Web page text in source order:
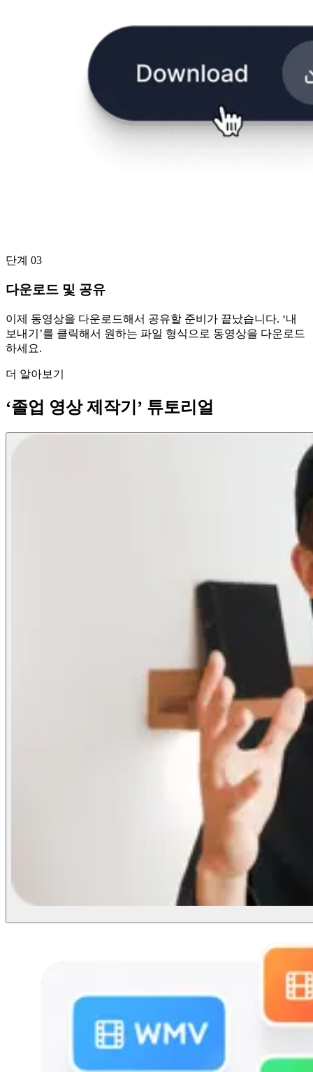
단계 03
다운로드 및 공유
이제 동영상을 다운로드해서 공유할 준비가 끝났습니다. ‘내
보내기’를 클릭해서 원하는 파일 형식으로 동영상을 다운로드
하세요.
더 알아보기
‘졸업 영상 제작기’ 튜토리얼